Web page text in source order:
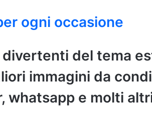
ogni occasione
del tema
immagini da
whatsapp e molti